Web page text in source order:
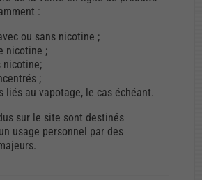
:
ou sans nicotine ;
nicotine ;
nicotine;
;
liés au vapotage, le cas échéant.
sur le site sont destinés
usage personnel par des